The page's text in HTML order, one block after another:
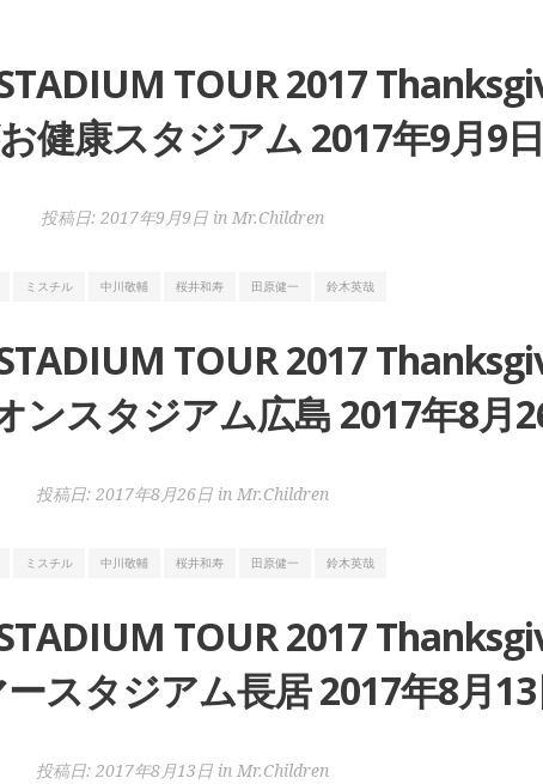
TOUR 2017
健康スタジアム 2017年9月9
投稿日: 2017年9月9日in Mr.Children
ミスチル 中川敬輔 桜井和寿 田原健一 鈴木英哉
TOUR 2017
ンスタジアム広島 2017年8月
投稿日: 2017年8月26日in Mr.Children
ミスチル 中川敬輔 桜井和寿 田原健一 鈴木英哉
TOUR 2017
スタジアム長居 2017年8月
投稿日: 2017年8月13日in Mr.Children